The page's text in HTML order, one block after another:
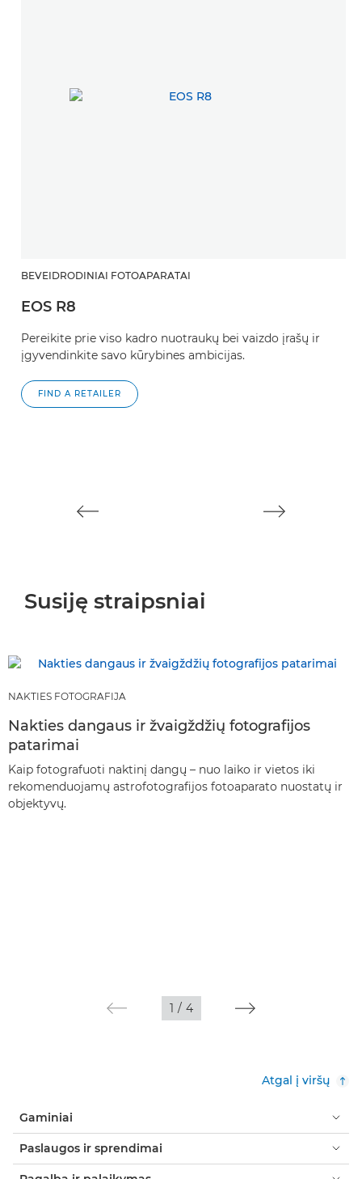
BEVEIDRODINIAI FOTOAPARATAI
EOS R8
Pereikite prie viso kadro nuotraukų bei vaizdo įrašų ir
įgyvendinkite savo kūrybines ambicijas.
FIND A RETAILER
Susiję straipsniai
NAKTIES FOTOGRAFIJA
Nakties dangaus ir žvaigždžių fotografijos
patarimai
Kaip fotografuoti naktinį dangų – nuo laiko ir vietos iki
rekomenduojamų astrofotografijos fotoaparato nuostatų ir
objektyvų.
1 / 4
Atgal į viršų
Gaminiai
Paslaugos ir sprendimai